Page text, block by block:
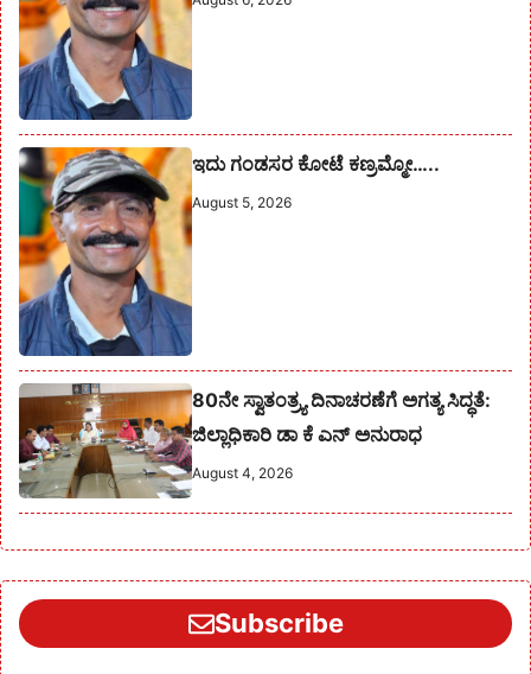
ಇದು ಗಂಡಸರ ಕೋಟೆ ಕಣ್ರಮ್ಮೋ…..
August 5, 2026
80ನೇ ಸ್ವಾತಂತ್ರ್ಯ ದಿನಾಚರಣೆಗೆ ಅಗತ್ಯ ಸಿದ್ಧತೆ:
ಜಿಲ್ಲಾಧಿಕಾರಿ ಡಾ ಕೆ ಎನ್ ಅನುರಾಧ
August 4, 2026
Subscribe